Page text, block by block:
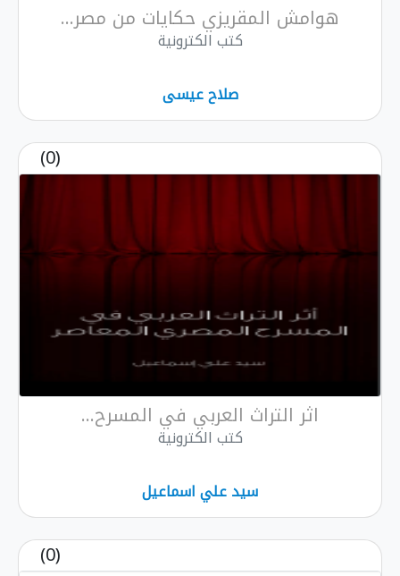
هوامش المقريزي حكايات من مصر...
كتب الكترونية
صلاح عيسى
اثر التراث العربي في المسرح...
كتب الكترونية
سيد علي اسماعيل